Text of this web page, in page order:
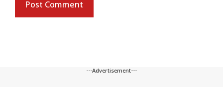
---Advertisement---